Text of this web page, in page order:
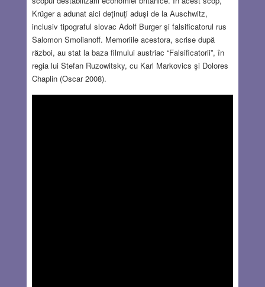
Krüger a adunat aici deţinuţi aduşi de la Auschwitz,
inclusiv tipograful slovac Adolf Burger şi falsificatorul rus
Salomon Smolianoff. Memoriile acestora, scrise după
război, au stat la baza filmului austriac “Falsificatorii”, în
regia lui Stefan Ruzowitsky, cu Karl Markovics şi Dolores
Chaplin (Oscar 2008).